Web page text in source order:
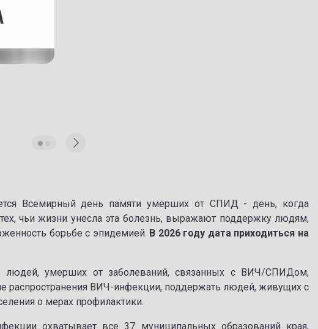
Всемирный день памяти умерших от СПИД - день, когда
чьи жизни унесла эта болезнь, выражают поддержку людям,
борьбе с эпидемией. В 2026 году дата приходиться на
людей, умерших от заболеваний, связанных с ВИЧ/СПИДом,
распространения ВИЧ-инфекции, поддержать людей, живущих с
о мерах профилактики.
охватывает все 37 муниципальных образований края,